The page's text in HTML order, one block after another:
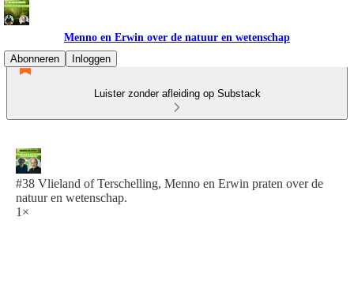
Menno en Erwin over de natuur en wetenschap
Abonneren
Inloggen
Luister zonder afleiding op Substack
#38 Vlieland of Terschelling, Menno en Erwin praten over de
natuur en wetenschap.
1×